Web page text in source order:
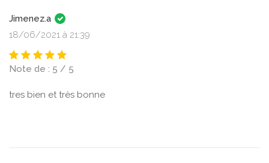
Jimenez.a
18/06/2021 à 21:39
Note de : 5 / 5
tres bien et très bonne